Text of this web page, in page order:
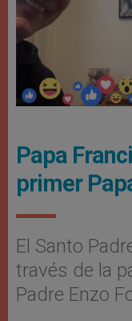
Papa
primer
El Santo
través de la
Padre Enzo